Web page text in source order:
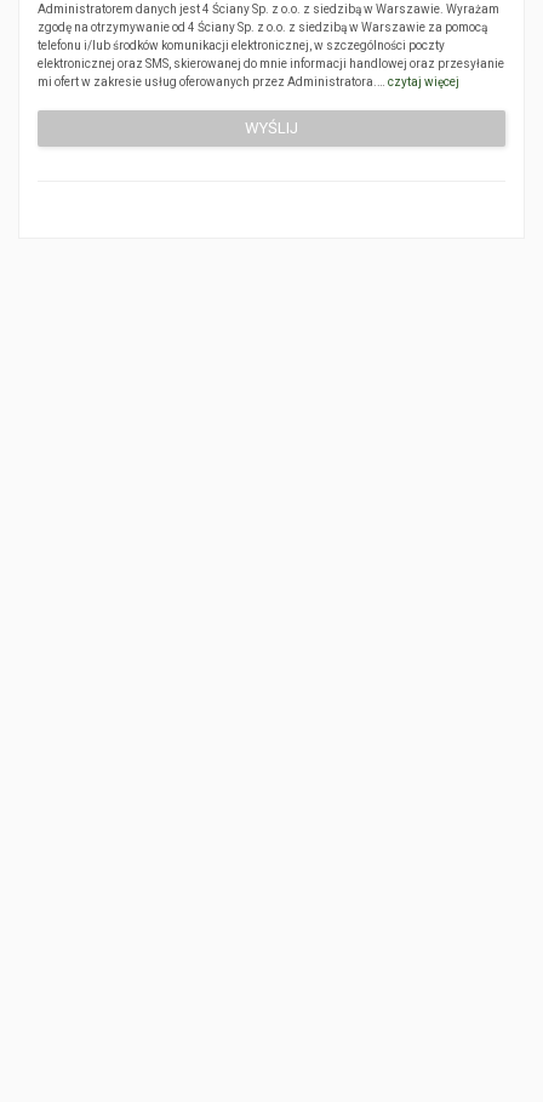
Administratorem danych jest 4 Ściany Sp. z o.o. z siedzibą w Warszawie. Wyrażam
zgodę na otrzymywanie od 4 Ściany Sp. z o.o. z siedzibą w Warszawie za pomocą
telefonu i/lub środków komunikacji elektronicznej, w szczególności poczty
elektronicznej oraz SMS, skierowanej do mnie informacji handlowej oraz przesyłanie
mi ofert w zakresie usług oferowanych przez Administratora.… czytaj więcej